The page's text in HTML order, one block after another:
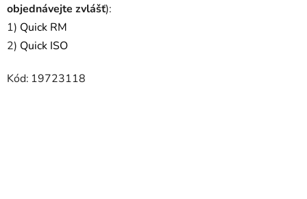
objednávejte zvlášť):
1) Quick RM
2) Quick ISO
Kód: 19723118